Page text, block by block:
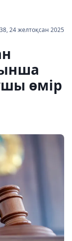
24 желтоқсан 2025
өмір